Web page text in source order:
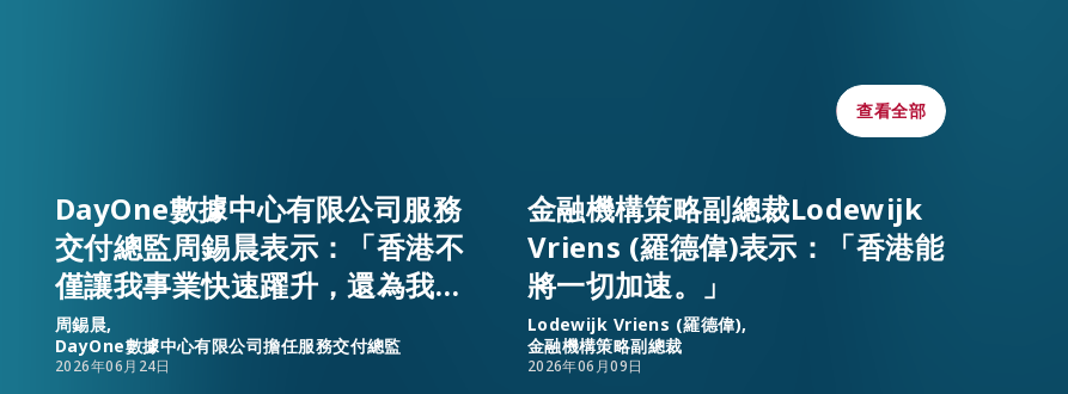
查看全部
查看全部
DayOne數據中心有限公司服務
交付總監周錫晨表示：「香港不
僅讓我事業快速躍升，還為我和
家人提供一個安樂窩。」
周錫晨,
DayOne數據中心有限公司擔任服務交付總監
2026年06月24日
金融機構策略副總裁Lodewijk
Vriens (羅德偉)表示：「香港能
將一切加速。」
Lodewijk Vriens (羅德偉),
金融機構策略副總裁
2026年06月09日